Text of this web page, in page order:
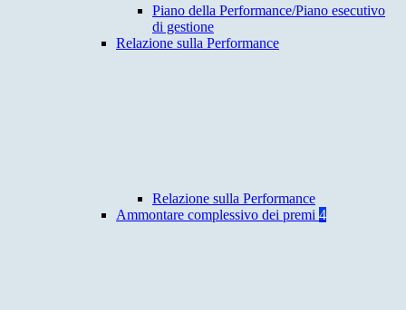
Piano della Performance/Piano esecutivo
di gestione
Relazione sulla Performance
Relazione sulla Performance
Ammontare complessivo dei premi 4